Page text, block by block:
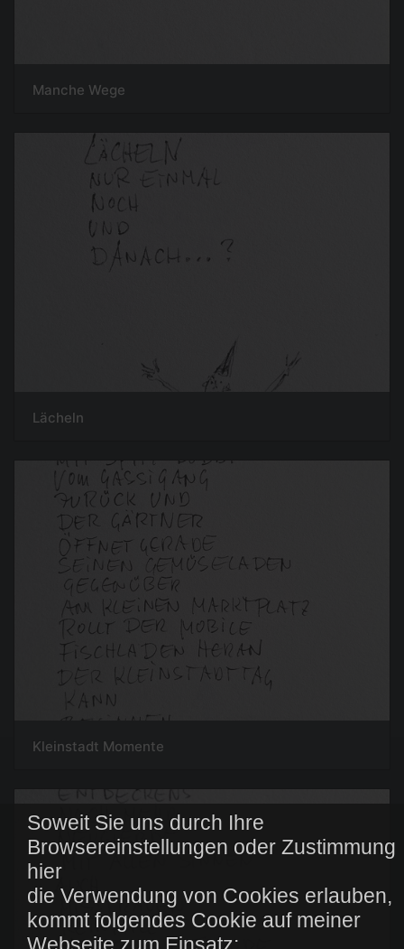
Soweit Sie uns durch Ihre
Browsereinstellungen oder Zustimmung
hier
die Verwendung von Cookies erlauben,
kommt folgendes Cookie auf meiner
Manche Wege
Lächeln
Kleinstadt Momente